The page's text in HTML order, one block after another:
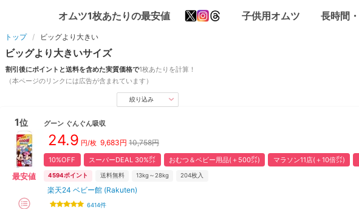
オムツ1枚あたりの最安値 子供用オムツ 長時間
トップ ビッグより大きい
ビッグより大きいサイズ
割引後にポイントと送料を含めた実質価格で1枚あたりを計算！
（本ページのリンクには広告が含まれています）
絞り込み
1位
最安値
グーン ぐんぐん吸収
24.9 円/枚 9,683円 10,758円
10%OFF スーパーDEAL 30%㌽ おむつ＆ベビー用品(＋500㌽) マラソン11店(＋10倍㌽)
4594ポイント 送料無料 13kg～28kg 204枚入
楽天24 ベビー館 (Rakuten)
6414件